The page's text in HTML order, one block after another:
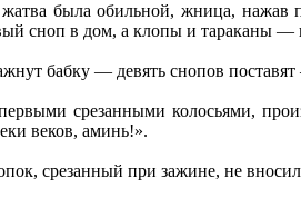
была обильной, жница,
сноп в дом, а клопы и тараканы
бабку — девять снопов
срезанными колосьями,
веков, аминь!».
срезанный при зажине, не